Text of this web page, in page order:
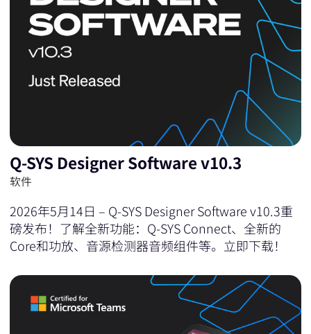
Q-SYS Designer Software v10.3
软件
2026年5月14日 – Q-SYS Designer Software v10.3重
磅发布！了解全新功能：Q-SYS Connect、全新的
Core和功放、音源检测器音频组件等。立即下载！